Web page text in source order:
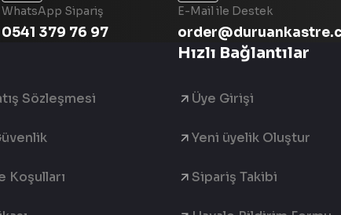
WhatsApp Sipariş
0541 379 76 97
E-Mail ile Destek
Sözleşmesi
Koşulları
Hızlı Bağlantılar
Üye Girişi
Yeni üyelik Oluştur
Sipariş Takibi